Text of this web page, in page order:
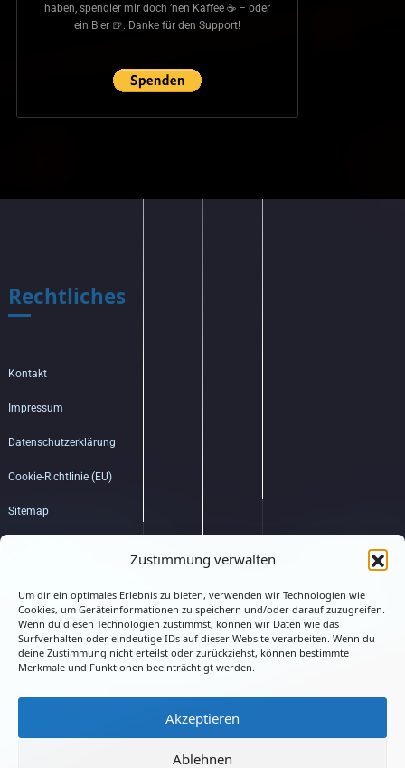
Zustimmung verwalten
Um dir ein optimales Erlebnis zu bieten, verwenden wir Technologien wie
Cookies, um Geräteinformationen zu speichern und/oder darauf zuzugreifen.
Wenn du diesen Technologien zustimmst, können wir Daten wie das
Surfverhalten oder eindeutige IDs auf dieser Website verarbeiten. Wenn du
deine Zustimmung nicht erteilst oder zurückziehst, können bestimmte
Merkmale und Funktionen beeinträchtigt werden.
Akzeptieren
Ablehnen
haben, spendier mir doch ’nen Kaffee ☕ – oder
ein Bier 🍺. Danke für den Support!
Rechtliches
Kontakt
Impressum
Datenschutzerklärung
Cookie-Richtlinie (EU)
Sitemap
Hub
Connected